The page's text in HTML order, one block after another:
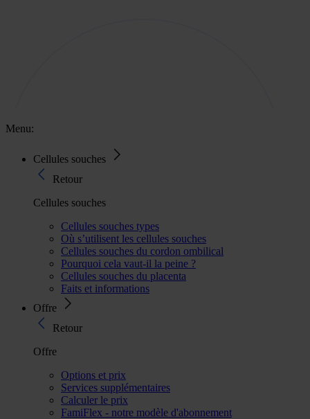
Menu:
Cellules souches
Retour
Cellules souches
Cellules souches types
Où s’utilisent les cellules souches
Cellules souches du cordon ombilical
Pourquoi cela vaut-il la peine ?
Cellules souches du placenta
Faits et informations
Offre
Retour
Offre
Options et prix
Services supplémentaires
Calculer le prix
FamiFlex - notre modèle d'abonnement